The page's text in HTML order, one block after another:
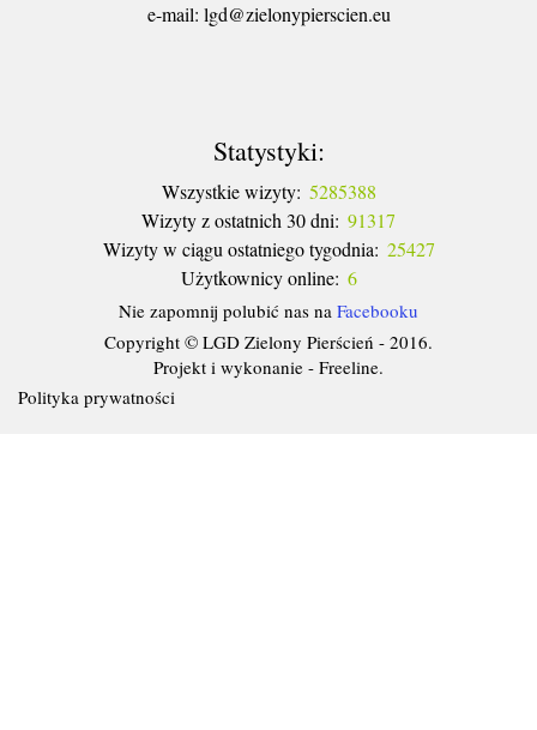
​e-mail: lgd@zielonypierscien.eu
Statystyki:
Wszystkie wizyty: 5285388
Wizyty z ostatnich 30 dni: 91317
Wizyty w ciągu ostatniego tygodnia: 25427
Użytkownicy online: 6
Nie zapomnij polubić nas na Facebooku
Copyright © LGD Zielony Pierścień - 2016.
Projekt i wykonanie - Freeline.
Polityka prywatności